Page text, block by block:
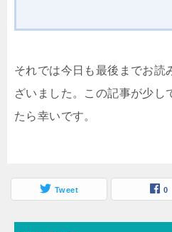
それでは今日も最後までお読
ざいました。この記事が少し
たら幸いです。
Tweet 0